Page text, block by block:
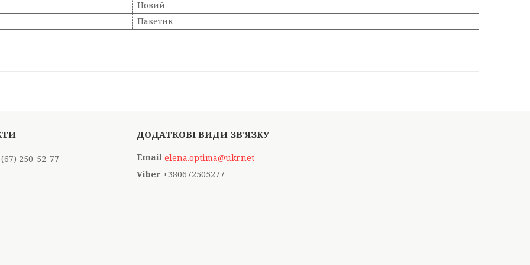
Новий
Пакетик
250-52-77
elena.optima@ukr.net
+380672505277